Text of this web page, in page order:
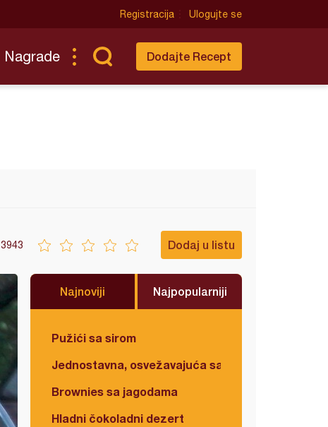
Registracija Ulogujte se
Nagrade Dodajte Recept
3943 Dodaj u listu
Najnoviji Najpopularniji
Pužići sa sirom
Jednostavna, osvežavajuća salata
Brownies sa jagodama
Hladni čokoladni dezert